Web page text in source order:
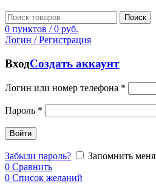
Поиск
0 пунктов / 0 руб.
Логин / Регистрация
ВходСоздать аккаунт
Логин или номер телефона *
Пароль *
Войти
Забыли пароль?
Запомнить меня
0 Сравнить
0 Список желаний